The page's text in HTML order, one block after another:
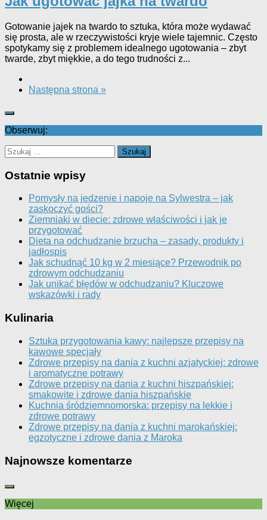
Gotowanie jajek na twardo to sztuka, która może wydawać
się prosta, ale w rzeczywistości kryje wiele tajemnic. Często
spotykamy się z problemem idealnego ugotowania – zbyt
twarde, zbyt miękkie, a do tego trudności z...
Następna strona »
Obserwuj:
Szukaj:
Ostatnie wpisy
Pomysły na jedzenie i napoje na Sylwestra – jak
zaskoczyć gości?
Ziemniaki w diecie: zdrowe właściwości i jak je
przygotować
Dieta na odchudzanie brzucha – zasady, produkty i
jadłospis
Jak schudnąć 10 kg w 2 miesiące? Przewodnik po
zdrowym odchudzaniu
Jak unikać błędów w odchudzaniu? Kluczowe
wskazówki i rady
Kulinaria
Sztuka przygotowania kawy: najlepsze przepisy na
kawowe specjały
Zdrowe przepisy na dania z kuchni azjatyckiej: zdrowe
i aromatyczne potrawy
Zdrowe przepisy na dania z kuchni hiszpańskiej:
smakowite i zdrowe dania hiszpańskie
Kuchnia śródziemnomorska: przepisy na lekkie i
zdrowe potrawy
Zdrowe przepisy na dania z kuchni marokańskiej:
egzotyczne i zdrowe dania z Maroka
Najnowsze komentarze
Więcej